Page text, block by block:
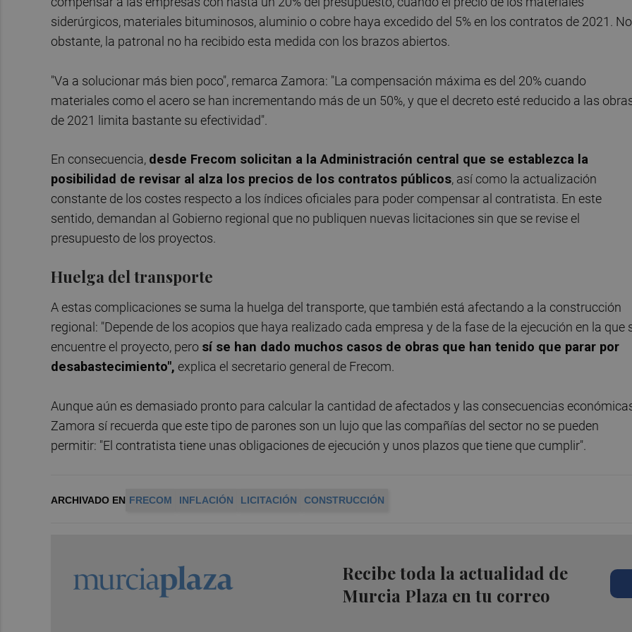
siderúrgicos, materiales bituminosos, aluminio o cobre haya excedido del 5% en los contratos de 2021. No
obstante, la patronal no ha recibido esta medida con los brazos abiertos.
"Va a solucionar más bien poco", remarca Zamora: "La compensación máxima es del 20% cuando
materiales como el acero se han incrementando más de un 50%, y que el decreto esté reducido a las
de 2021 limita bastante su efectividad".
En consecuencia, desde Frecom solicitan a la Administración central que se establezca la
posibilidad de revisar al alza los precios de los contratos públicos, así como la actualización
constante de los costes respecto a los índices oficiales para poder compensar al contratista. En este
sentido, demandan al Gobierno regional que no publiquen nuevas licitaciones sin que se revise el
presupuesto de los proyectos.
Huelga del transporte
A estas complicaciones se suma la huelga del transporte, que también está afectando a la construcción
regional: "Depende de los acopios que haya realizado cada empresa y de la fase de la ejecución en la que
encuentre el proyecto, pero sí se han dado muchos casos de obras que han tenido que parar por
desabastecimiento", explica el secretario general de Frecom.
Aunque aún es demasiado pronto para calcular la cantidad de afectados y las consecuencias
Zamora sí recuerda que este tipo de parones son un lujo que las compañías del sector no se pueden
permitir: "El contratista tiene unas obligaciones de ejecución y unos plazos que tiene que cumplir".
ARCHIVADO EN FRECOM INFLACIÓN LICITACIÓN CONSTRUCCIÓN
Recibe toda la actualidad de
Murcia Plaza en tu correo